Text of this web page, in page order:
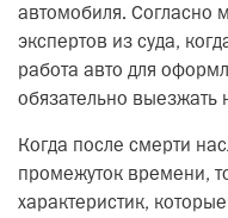
автомобиля. Согласно
экспертов из суда,
работа авто для
обязательно выезжать
Когда после смерти
промежуток времени,
характеристик,